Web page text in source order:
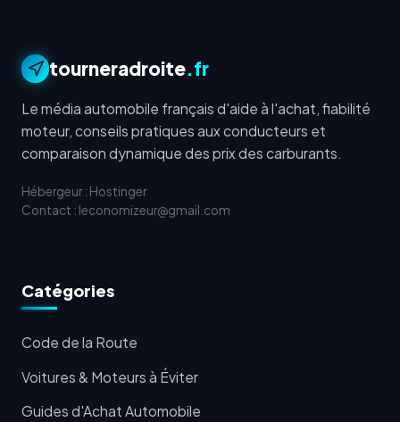
tourneradroite.fr
Le média automobile français d'aide à l'achat, fiabilité
moteur, conseils pratiques aux conducteurs et
comparaison dynamique des prix des carburants.
Hébergeur : Hostinger
Contact : leconomizeur@gmail.com
Catégories
Code de la Route
Voitures & Moteurs à Éviter
Guides d'Achat Automobile